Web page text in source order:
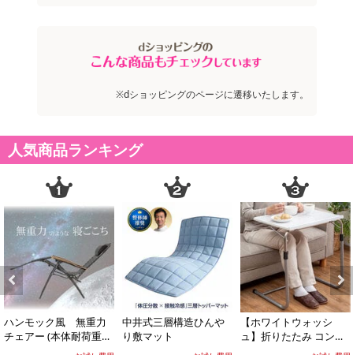
※dショッピングのページに遷移いたします。
人気商品ランキング
Previous
ハンモック風 無重力
チェアー (本体耐荷重：
100kg／枕、カバー、サ
中井式三層構造ひんや
り敷マット
【ホワイトウォッシ
ュ】折りたたみ コンビ
ニエンステーブル
Next